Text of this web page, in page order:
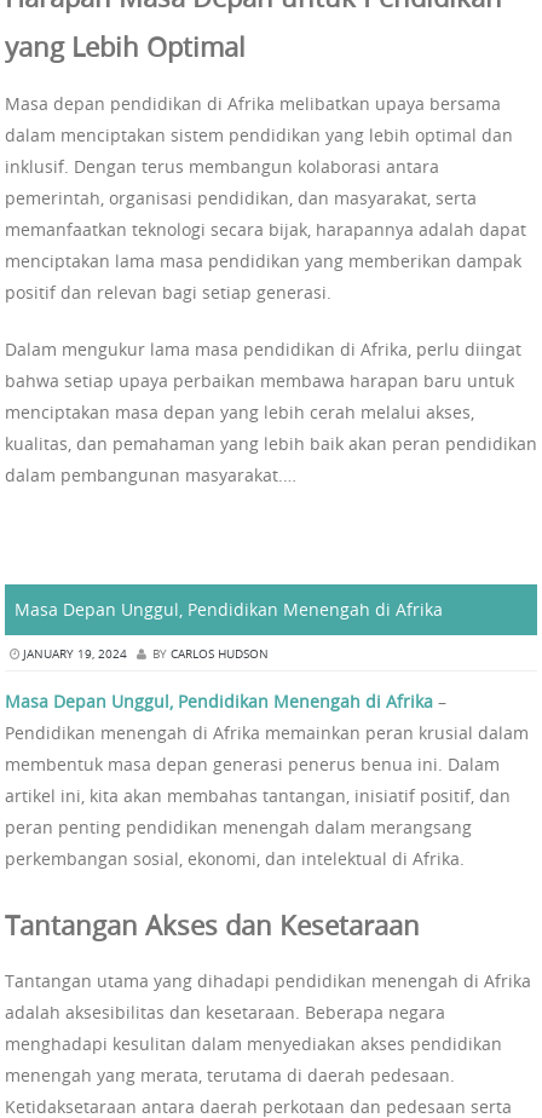
yang Lebih Optimal
Masa depan pendidikan di Afrika melibatkan upaya bersama
dalam menciptakan sistem pendidikan yang lebih optimal dan
inklusif. Dengan terus membangun kolaborasi antara
pemerintah, organisasi pendidikan, dan masyarakat, serta
memanfaatkan teknologi secara bijak, harapannya adalah dapat
menciptakan lama masa pendidikan yang memberikan dampak
positif dan relevan bagi setiap generasi.
Dalam mengukur lama masa pendidikan di Afrika, perlu diingat
bahwa setiap upaya perbaikan membawa harapan baru untuk
menciptakan masa depan yang lebih cerah melalui akses,
kualitas, dan pemahaman yang lebih baik akan peran pendidikan
dalam pembangunan masyarakat.…
Masa Depan Unggul, Pendidikan Menengah di Afrika
JANUARY 19, 2024 BY CARLOS HUDSON
Masa Depan Unggul, Pendidikan Menengah di Afrika –
Pendidikan menengah di Afrika memainkan peran krusial dalam
membentuk masa depan generasi penerus benua ini. Dalam
artikel ini, kita akan membahas tantangan, inisiatif positif, dan
peran penting pendidikan menengah dalam merangsang
perkembangan sosial, ekonomi, dan intelektual di Afrika.
Tantangan Akses dan Kesetaraan
Tantangan utama yang dihadapi pendidikan menengah di Afrika
adalah aksesibilitas dan kesetaraan. Beberapa negara
menghadapi kesulitan dalam menyediakan akses pendidikan
menengah yang merata, terutama di daerah pedesaan.
Ketidaksetaraan antara daerah perkotaan dan pedesaan serta